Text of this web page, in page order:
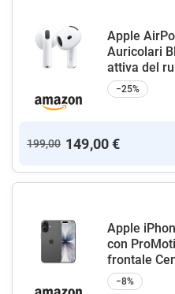
Apple
Auricolari
attiva del
−25%
199,00 149,00 €
Apple
con
frontale
−8%